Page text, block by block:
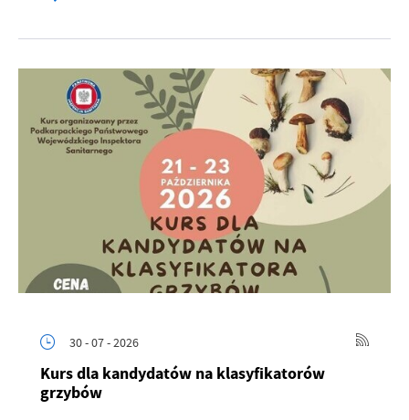
30 - 07 - 2026
Kurs dla kandydatów na klasyfikatorów
grzybów